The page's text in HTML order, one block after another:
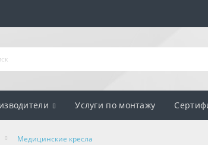
Услуги по монтажу
Медицинские кресла